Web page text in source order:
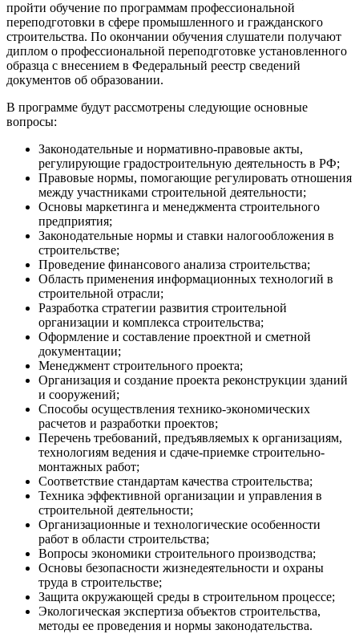
пройти обучение по программам профессиональной
переподготовки в сфере промышленного и гражданского
строительства. По окончании обучения слушатели получают
диплом о профессиональной переподготовке установленного
образца с внесением в Федеральный реестр сведений
документов об образовании.
В программе будут рассмотрены следующие основные
вопросы:
Законодательные и нормативно-правовые акты,
регулирующие градостроительную деятельность в РФ;
Правовые нормы, помогающие регулировать отношения
между участниками строительной деятельности;
Основы маркетинга и менеджмента строительного
предприятия;
Законодательные нормы и ставки налогообложения в
строительстве;
Проведение финансового анализа строительства;
Область применения информационных технологий в
строительной отрасли;
Разработка стратегии развития строительной
организации и комплекса строительства;
Оформление и составление проектной и сметной
документации;
Менеджмент строительного проекта;
Организация и создание проекта реконструкции зданий
и сооружений;
Способы осуществления технико-экономических
расчетов и разработки проектов;
Перечень требований, предъявляемых к организациям,
технологиям ведения и сдаче-приемке строительно-
монтажных работ;
Соответствие стандартам качества строительства;
Техника эффективной организации и управления в
строительной деятельности;
Организационные и технологические особенности
работ в области строительства;
Вопросы экономики строительного производства;
Основы безопасности жизнедеятельности и охраны
труда в строительстве;
Защита окружающей среды в строительном процессе;
Экологическая экспертиза объектов строительства,
методы ее проведения и нормы законодательства.